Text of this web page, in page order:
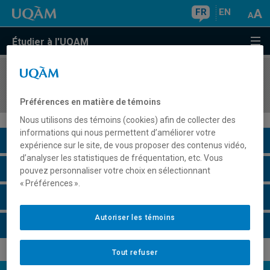
FR EN
Étudier à l'UQAM
COURS//
Description du cours
Horaire - Été 2026
Préférences en matière de témoins
Nous utilisons des témoins (cookies) afin de collecter des
informations qui nous permettent d’améliorer votre
expérience sur le site, de vous proposer des contenus vidéo,
d’analyser les statistiques de fréquentation, etc. Vous
pouvez personnaliser votre choix en sélectionnant
« Préférences ».
Tout refuser
Autoriser les témoins